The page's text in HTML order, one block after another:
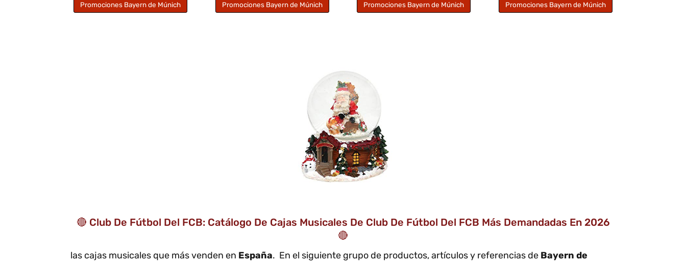
Promociones Bayern de Múnich Promociones Bayern de Múnich Promociones Bayern de Múnich Promociones Bayern de Múnich
🔴 Club De Fútbol Del FCB: Catálogo De Cajas Musicales De Club De Fútbol Del FCB Más Demandadas En 2026
🔴
las cajas musicales que más venden en España. En el siguiente grupo de productos, artículos y referencias de Bayern de